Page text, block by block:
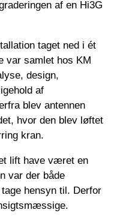
af en Hi3G
taget ned i ét
var samlet hos KM
design,
af
blev antennen
hvor den blev løftet
kran.
lift have været en
var der både
hensyn til. Derfor